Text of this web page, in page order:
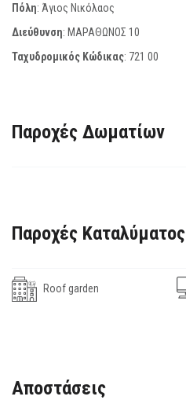
Πόλη: Άγιος Νικόλαος
Διεύθυνση: ΜΑΡΑΘΩΝΟΣ 10
Ταχυδρομικός Κώδικας: 721 00
Παροχές Δωματίων
Παροχές Καταλύματος
Roof garden
Αποστάσεις